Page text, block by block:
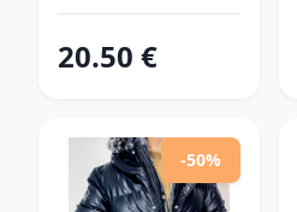
20.50 €
-50%